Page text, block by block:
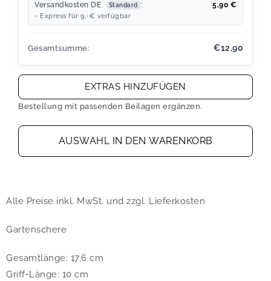
Versandkosten DE Standard : 5,90 €
- Express für 9,-€ verfügbar
Gesamtsumme: €12,90
EXTRAS HINZUFÜGEN
Bestellung mit passenden Beilagen ergänzen.
AUSWAHL IN DEN WARENKORB
Alle Preise inkl. MwSt. und zzgl. Lieferkosten
Gartenschere
Gesamtlänge: 17,6 cm
Griff-Länge: 10 cm